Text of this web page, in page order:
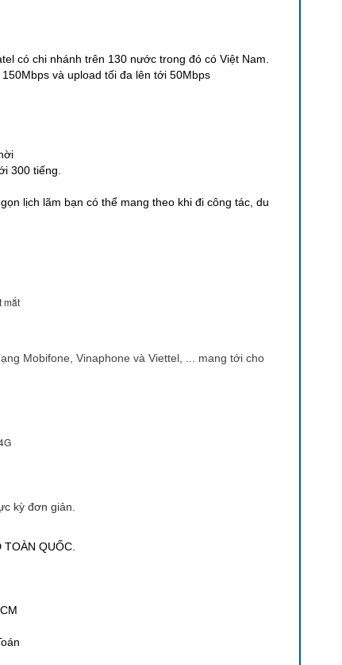
có chi nhánh trên 130 nước trong đó có Việt Nam.
và upload tối đa lên tới 50Mbps
300 tiếng.
lịch lãm bạn có thể mang theo khi đi công tác, du
mắt
Mobifone, Vinaphone và Viettel, ... mang tới cho
kỳ đơn giản.
QUỐC.